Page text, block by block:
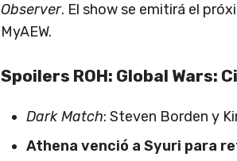
Observer. El show se emitirá el
MyAEW.
Spoilers ROH: Global
Dark Match: Steven Borden y
Athena venció a Syuri para